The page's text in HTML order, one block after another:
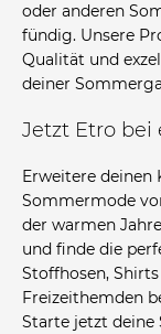
oder anderen
fündig. Unsere
Qualität und
deiner
Jetzt Etro
Erweitere deinen
Sommermode
der warmen
und finde die
Stoffhosen,
Freizeithemden
Starte jetzt deine